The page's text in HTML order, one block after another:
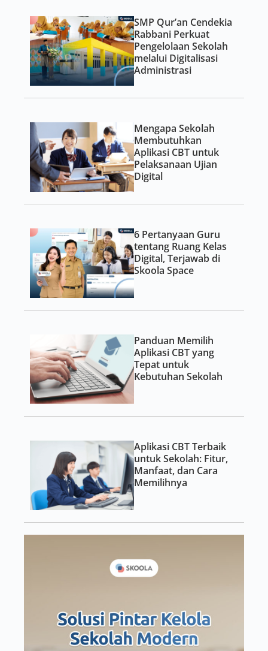
SMP Qur’an Cendekia
Rabbani Perkuat
Pengelolaan Sekolah
melalui Digitalisasi
Administrasi
Mengapa Sekolah
Membutuhkan
Aplikasi CBT untuk
Pelaksanaan Ujian
Digital
6 Pertanyaan Guru
tentang Ruang Kelas
Digital, Terjawab di
Skoola Space
Panduan Memilih
Aplikasi CBT yang
Tepat untuk
Kebutuhan Sekolah
Aplikasi CBT Terbaik
untuk Sekolah: Fitur,
Manfaat, dan Cara
Memilihnya